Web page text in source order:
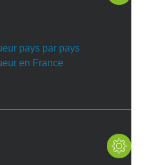
pays par pays
en France